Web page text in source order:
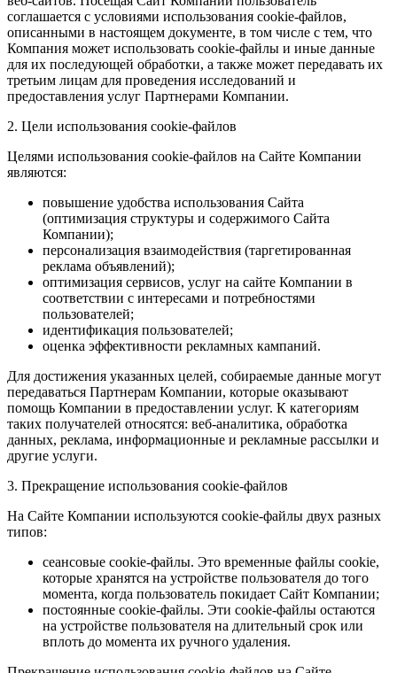
соглашается с условиями использования cookie-файлов,
описанными в настоящем документе, в том числе с тем, что
Компания может использовать cookie-файлы и иные данные
для их последующей обработки, а также может передавать их
третьим лицам для проведения исследований и
предоставления услуг Партнерами Компании.
2. Цели использования cookie-файлов
Целями использования cookie-файлов на Сайте Компании
являются:
повышение удобства использования Сайта
(оптимизация структуры и содержимого Сайта
Компании);
персонализация взаимодействия (таргетированная
реклама объявлений);
оптимизация сервисов, услуг на сайте Компании в
соответствии с интересами и потребностями
пользователей;
идентификация пользователей;
оценка эффективности рекламных кампаний.
Для достижения указанных целей, собираемые данные могут
передаваться Партнерам Компании, которые оказывают
помощь Компании в предоставлении услуг. К категориям
таких получателей относятся: веб-аналитика, обработка
данных, реклама, информационные и рекламные рассылки и
другие услуги.
3. Прекращение использования cookie-файлов
На Сайте Компании используются cookie-файлы двух разных
типов:
сеансовые cookie-файлы. Это временные файлы cookie,
которые хранятся на устройстве пользователя до того
момента, когда пользователь покидает Сайт Компании;
постоянные cookie-файлы. Эти cookie-файлы остаются
на устройстве пользователя на длительный срок или
вплоть до момента их ручного удаления.